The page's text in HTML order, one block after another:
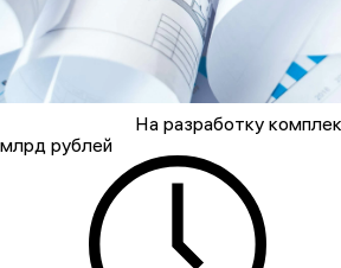
На разработку
млрд рублей